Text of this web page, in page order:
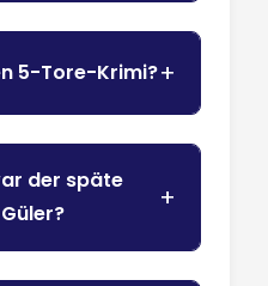
5-Tore-Krimi?
der späte